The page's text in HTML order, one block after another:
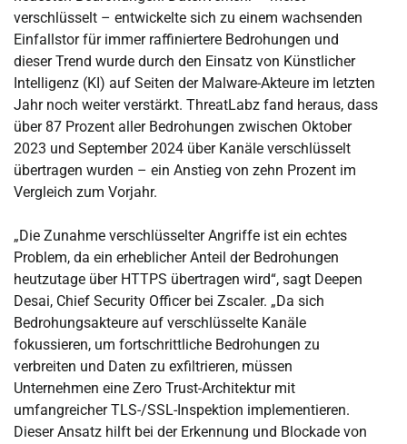
verschlüsselt – entwickelte sich zu einem wachsenden
Einfallstor für immer raffiniertere Bedrohungen und
dieser Trend wurde durch den Einsatz von Künstlicher
Intelligenz (KI) auf Seiten der Malware-Akteure im letzten
Jahr noch weiter verstärkt. ThreatLabz fand heraus, dass
über 87 Prozent aller Bedrohungen zwischen Oktober
2023 und September 2024 über Kanäle verschlüsselt
übertragen wurden – ein Anstieg von zehn Prozent im
Vergleich zum Vorjahr.
„Die Zunahme verschlüsselter Angriffe ist ein echtes
Problem, da ein erheblicher Anteil der Bedrohungen
heutzutage über HTTPS übertragen wird“, sagt Deepen
Desai, Chief Security Officer bei Zscaler. „Da sich
Bedrohungsakteure auf verschlüsselte Kanäle
fokussieren, um fortschrittliche Bedrohungen zu
verbreiten und Daten zu exfiltrieren, müssen
Unternehmen eine Zero Trust-Architektur mit
umfangreicher TLS-/SSL-Inspektion implementieren.
Dieser Ansatz hilft bei der Erkennung und Blockade von